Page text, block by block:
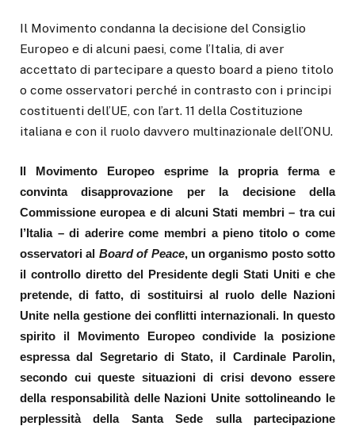
Il Movimento condanna la decisione del Consiglio
Europeo e di alcuni paesi, come l’Italia, di aver
accettato di partecipare a questo board a pieno titolo
o come osservatori perché in contrasto con i principi
costituenti dell’UE, con l’art. 11 della Costituzione
italiana e con il ruolo davvero multinazionale dell’ONU.
Il Movimento Europeo esprime la propria ferma e
convinta disapprovazione per la decisione della
Commissione europea e di alcuni Stati membri – tra cui
l’Italia – di aderire come membri a pieno titolo o come
osservatori al Board of Peace, un organismo posto sotto
il controllo diretto del Presidente degli Stati Uniti e che
pretende, di fatto, di sostituirsi al ruolo delle Nazioni
Unite nella gestione dei conflitti internazionali. In questo
spirito il Movimento Europeo condivide la posizione
espressa dal Segretario di Stato, il Cardinale Parolin,
secondo cui queste situazioni di crisi devono essere
della responsabilità delle Nazioni Unite sottolineando le
perplessità della Santa Sede sulla partecipazione